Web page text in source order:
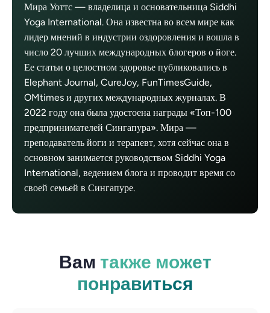
Мира Уоттс — владелица и основательница Siddhi
Yoga International. Она известна во всем мире как
лидер мнений в индустрии оздоровления и вошла в
число 20 лучших международных блогеров о йоге.
Ее статьи о целостном здоровье публиковались в
Elephant Journal, CureJoy, FunTimesGuide,
OMtimes и других международных журналах. В
2022 году она была удостоена награды «Топ-100
предпринимателей Сингапура». Мира —
преподаватель йоги и терапевт, хотя сейчас она в
основном занимается руководством Siddhi Yoga
International, ведением блога и проводит время со
своей семьей в Сингапуре.
Вам также может
понравиться